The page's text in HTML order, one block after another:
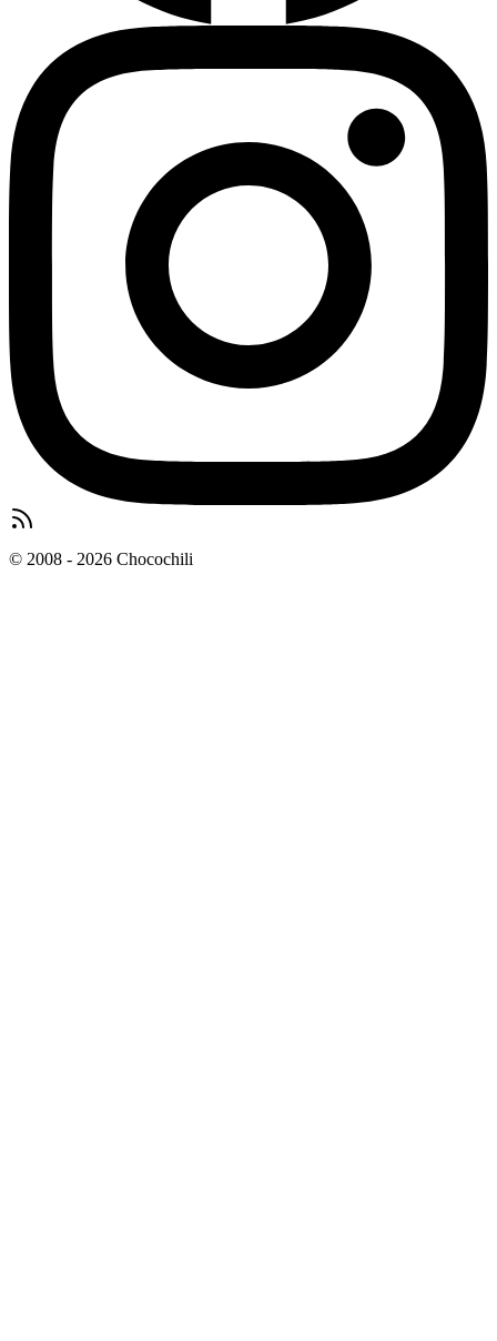
© 2008 - 2026 Chocochili